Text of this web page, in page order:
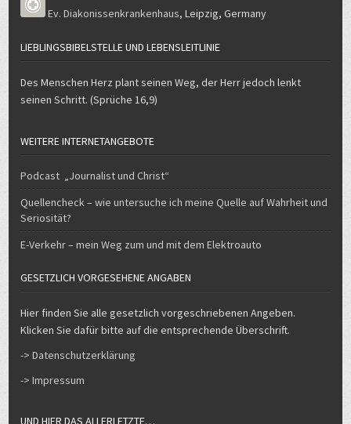
Ev. Diakonissenkrankenhaus,Leipzig,Germany
LIEBLINGSBIBELSTELLE UND LEBENSLEITLINIE
Des Menschen Herz plant seinen Weg, der Herr jedoch lenkt
seinen Schritt. (Sprüche 16,9)
WEITERE INTERNETANGEBOTE
Podcast „Journalist und Christ“
Quellencheck – wie untersuche ich meine Quelle auf Wahrheit und
Seriosität?
E-Verkehr – mein Weg zum und mit dem Elektroauto
GESETZLICH VORGESEHENE ANGABEN
Hier finden Sie alle gesetzlich vorgeschriebenen Angeben.
Klicken Sie dafür bitte auf die entsprechende Überschrift.
-> Datenschutzerklärung
-> Impressum
UND HIER DAS ALLERLETZTE…